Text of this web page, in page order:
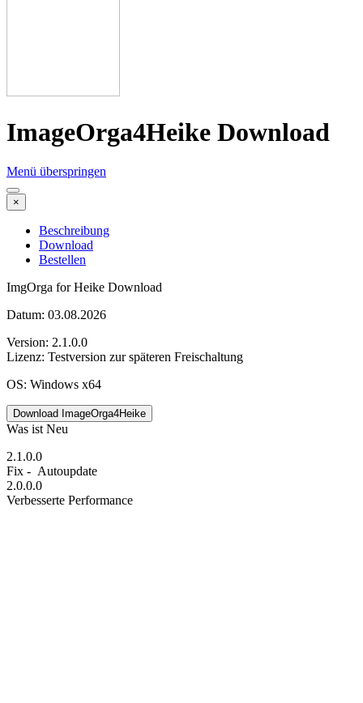
ImageOrga4Heike Download
Menü überspringen
×
Beschreibung
Download
Bestellen
ImgOrga for Heike Download
Datum: 03.08.2026
Version: 2.1.0.0
Lizenz: Testversion zur späteren Freischaltung
OS: Windows x64
Download ImageOrga4Heike
Was ist Neu
2.1.0.0
Fix - Autoupdate
2.0.0.0
Verbesserte Performance